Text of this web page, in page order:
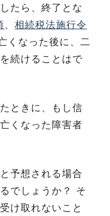
たら、終了とな
、相続税法施行令
くなった後に、二
続けることはで
ときに、もし信
くなった障害者
予想される場合
でしょうか？ そ
け取れないこと